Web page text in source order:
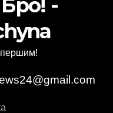
-
першим!